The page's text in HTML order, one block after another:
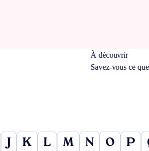
À découvrir
Savez-vous ce
J K L M N O P